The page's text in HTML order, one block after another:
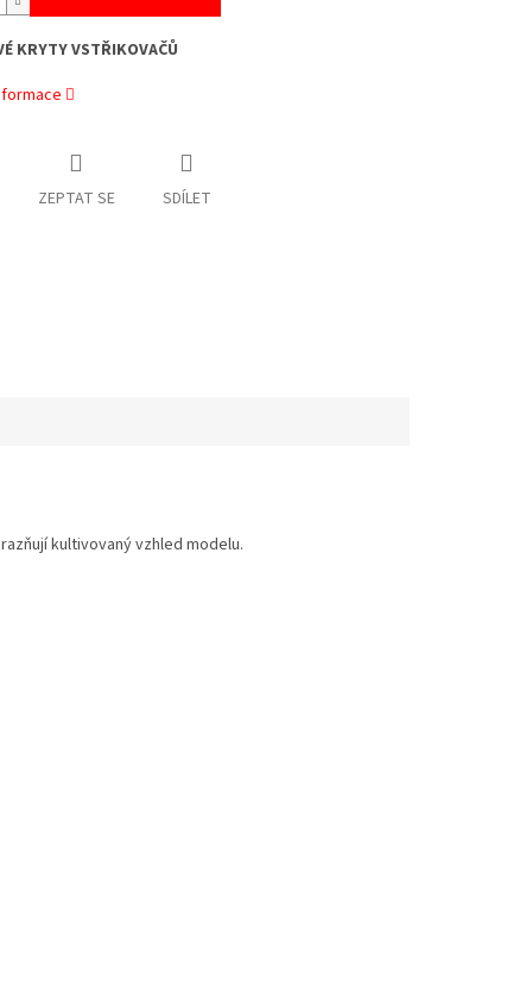
KRYTY VSTŘIKOVAČŮ
ZEPTAT SE SDÍLET
kultivovaný vzhled modelu.